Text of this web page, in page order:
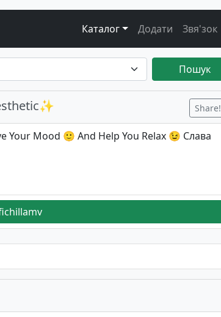
Каталог Додати Звя'зок
Пошук
Share!
Your Mood 🙂 And Help You Relax 😉 Слава